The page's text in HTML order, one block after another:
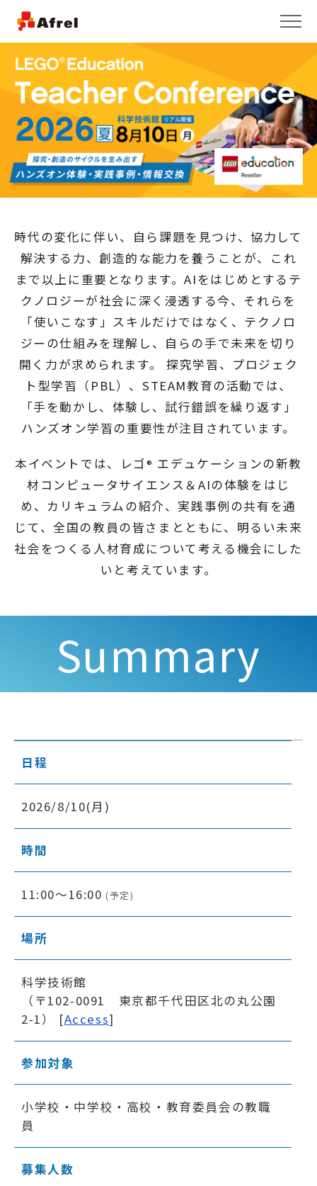
時代の変化に伴い、自ら課題を見つけ、協力して
解決する力、創造的な能力を養うことが、
これ
まで以上に重要となります。AIをはじめとするテ
クノロジーが社会に深く浸透する今、それらを
「使いこなす」スキルだけではなく、 テクノロ
ジーの仕組みを理解し、自らの手で未来を切り
開く力が求められます。
探究学習、プロジェク
ト型学習（PBL）、STEAM教育の活動では、
「手を動かし、体験し、試行錯誤を繰り返す」
ハンズオン学習の重要性が注目されています。
本イベントでは、レゴ® エデュケーションの新教
材コンピュータサイエンス＆AIの体験をはじ
め、 カリキュラムの紹介、実践事例の共有を通
じて、全国の教員の皆さまとともに、 明るい未来
社会をつくる人材育成について考える機会にした
いと考えています。
Summary
日程
2026/8/10(月)
時間
11:00～16:00 (予定)
場所
科学技術館
（〒102-0091 東京都千代田区北の丸公園
2-1） [Access]
参加対象
小学校・中学校・高校・教育委員会の教職
員
募集人数